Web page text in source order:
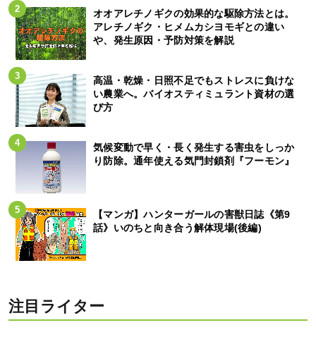
オオアレチノギクの効果的な駆除方法とは。
アレチノギク・ヒメムカシヨモギとの違い
や、発生原因・予防対策を解説
高温・乾燥・日照不足でもストレスに負けな
い農業へ。バイオスティミュラント資材の選
び方
気候変動で早く・長く発生する害虫をしっか
り防除。通年使える気門封鎖剤『フーモン』
【マンガ】ハンターガールの害獣日誌《第9
話》いのちと向き合う解体現場(後編)
注目ライター